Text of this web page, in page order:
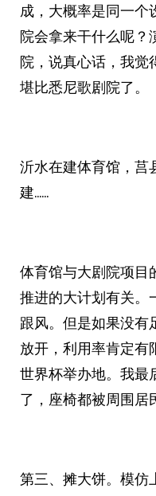
成，大概率是同一个
院会拿来干什么呢？
院，说真心话，我觉
堪比悉尼歌剧院了。
沂水在建体育馆，莒
建……
体育馆与大剧院项目
推进的大计划有关。
跟风。但是如果没有
放开，利用率肯定有
世界杯举办地。我最
了，座椅都被周围居
第三、摊大饼。模仿